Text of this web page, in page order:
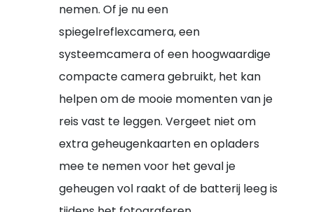
nemen. Of je nu een
spiegelreflexcamera, een
systeemcamera of een hoogwaardige
compacte camera gebruikt, het kan
helpen om de mooie momenten van je
reis vast te leggen. Vergeet niet om
extra geheugenkaarten en opladers
mee te nemen voor het geval je
geheugen vol raakt of de batterij leeg is